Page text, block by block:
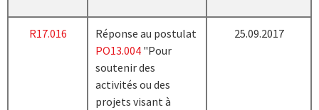
R17.016
Réponse au postulat
PO13.004 "Pour
soutenir des
activités ou des
projets visant à
25.09.2017